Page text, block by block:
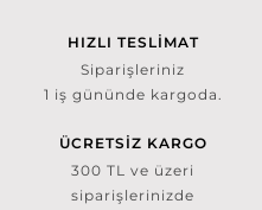
HIZLI TESLİMAT
Siparişleriniz
1 iş gününde kargoda.
ÜCRETSİZ KARGO
300 TL ve üzeri
siparişlerinizde